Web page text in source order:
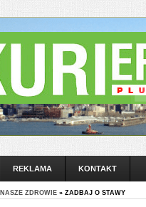
REKLAMA KONTAKT
NASZE ZDROWIE » ZADBAJ O STAWY